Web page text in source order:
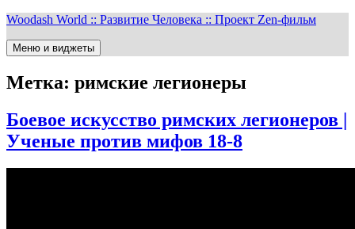
Перейти
содержимому
Woodash World :: Развитие Человека :: Проект Zen-фильм
Меню и виджеты
Метка: римские легионеры
Боевое искусство римских легионеров |
Ученые против мифов 18-8